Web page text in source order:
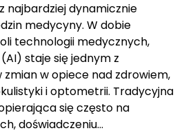
najbardziej dynamicznie
medycyny. W dobie
technologii medycznych,
staje się jednym z
w opiece nad zdrowiem,
i optometrii. Tradycyjna
się często na
doświadczeniu…